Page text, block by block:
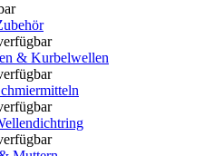
& Kurbelwellen